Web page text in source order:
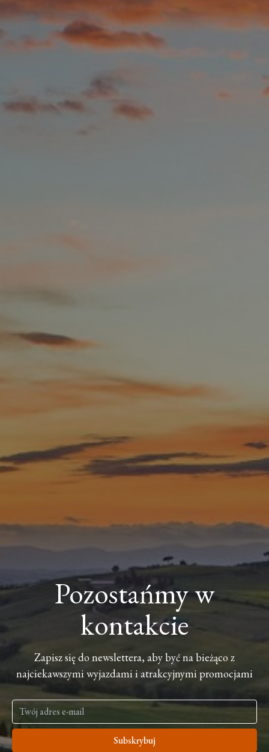
Pozostańmy w
kontakcie
Zapisz się do newslettera, aby być na bieżąco z
najciekawszymi wyjazdami i atrakcyjnymi promocjami
Subskrybuj